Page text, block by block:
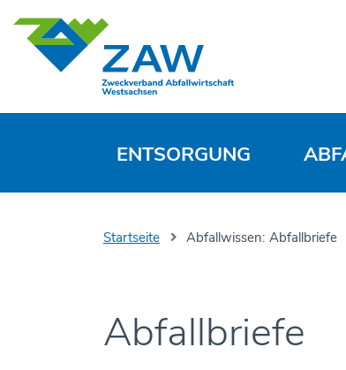
ENTSORGUNG
Startseite Abfallwissen: Abfallbriefe
Abfallbriefe